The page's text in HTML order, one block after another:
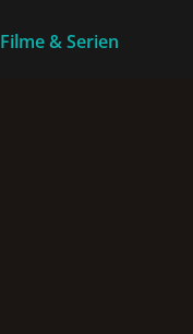
Filme & Serien